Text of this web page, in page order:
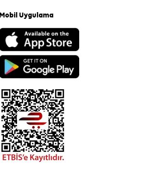
Mobil Uygulama